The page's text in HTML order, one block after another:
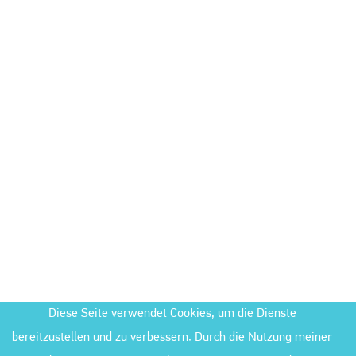
Diese Seite verwendet Cookies, um die Dienste
bereitzustellen und zu verbessern. Durch die Nutzung meiner